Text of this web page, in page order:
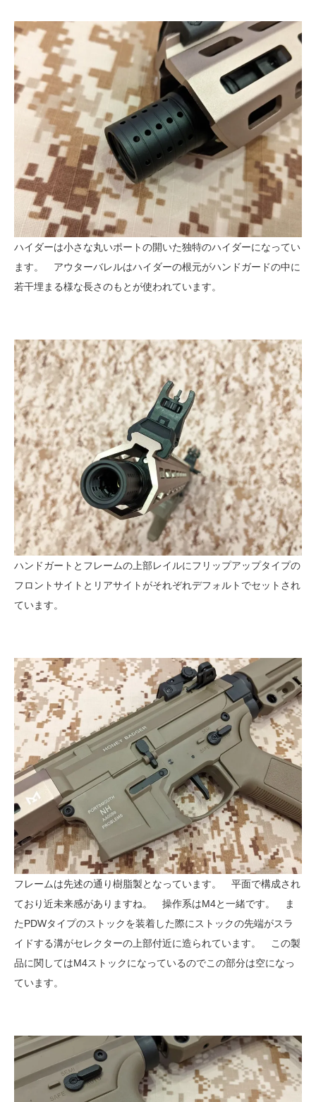
ハイダーは小さな丸いポートの開いた独特のハイダーになってい
ます。 アウターバレルはハイダーの根元がハンドガードの中に
若干埋まる様な長さのもとが使われています。
ハンドガートとフレームの上部レイルにフリップアップタイプの
フロントサイトとリアサイトがそれぞれデフォルトでセットされ
ています。
フレームは先述の通り樹脂製となっています。 平面で構成され
ており近未来感がありますね。 操作系はM4と一緒です。 ま
たPDWタイプのストックを装着した際にストックの先端がスラ
イドする溝がセレクターの上部付近に造られています。 この製
品に関してはM4ストックになっているのでこの部分は空になっ
ています。